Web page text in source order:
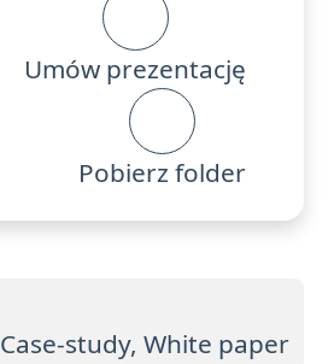
Umów prezentację
Pobierz folder
Case-study, White paper